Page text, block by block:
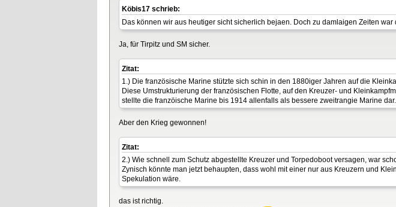
Köbis17 schrieb:
Das können wir aus heutiger sicht sicherlich bejaen. Doch zu damlaigen Zeiten
Ja, für Tirpitz und SM sicher.
Zitat:
1.) Die französische Marine stützte sich schin in den 1880iger Jahren auf die
Diese Umstrukturierung der französischen Flotte, auf den Kreuzer- und
stellte die franzöische Marine bis 1914 allenfalls als bessere zweitrangie Marine dar.
Aber den Krieg gewonnen!
Zitat:
2.) Wie schnell zum Schutz abgestellte Kreuzer und Torpedoboot versagen, war
Zynisch könnte man jetzt behaupten, dass wohl mit einer nur aus Kreuzern und
Spekulation wäre.
das ist richtig.